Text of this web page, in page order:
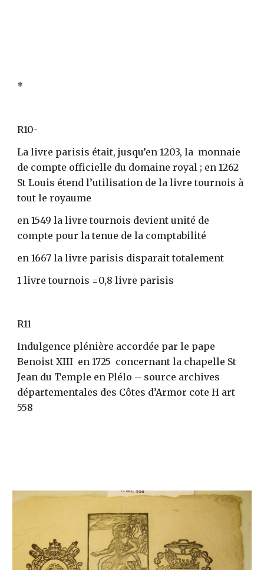
*
R10-
La livre parisis était, jusqu’en 1203, la  monnaie
de compte officielle du domaine royal ; en 1262
St Louis étend l’utilisation de la livre tournois à
tout le royaume
en 1549 la livre tournois devient unité de
compte pour la tenue de la comptabilité
en 1667 la livre parisis disparait totalement
1 livre tournois =0,8 livre parisis
R11
Indulgence plénière accordée par le pape
Benoist XIII  en 1725  concernant la chapelle St
Jean du Temple en Plélo – source archives
départementales des Côtes d’Armor cote H art
558